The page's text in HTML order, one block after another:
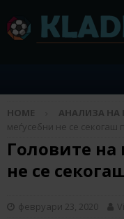
HOME АНАЛИЗА НА
меѓусебни не се секогаш
Головите
не се
февруари 23, 2020